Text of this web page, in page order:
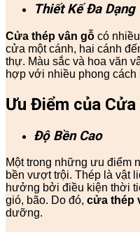
Thiết Kế Đa Dạng
Cửa thép vân gỗ có
cửa một cánh, hai cánh
thự. Màu sắc và hoa văn
hợp với nhiều phong
Ưu Điểm của
Độ Bền Cao
Một trong những ưu điểm
bền vượt trội. Thép là vật
hưởng bởi điều kiện thời
gió, bão. Do đó, cửa thép
dưỡng.